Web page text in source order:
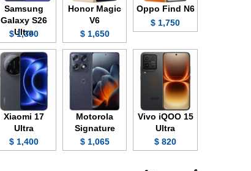
Oppo Find N6
1,750 $
Honor Magic
V6
1,650 $
Samsung
Galaxy S26
Ultra
1,300 $
Vivo iQOO 15
Ultra
820 $
Motorola
Signature
1,065 $
Xiaomi 17
Ultra
1,400 $